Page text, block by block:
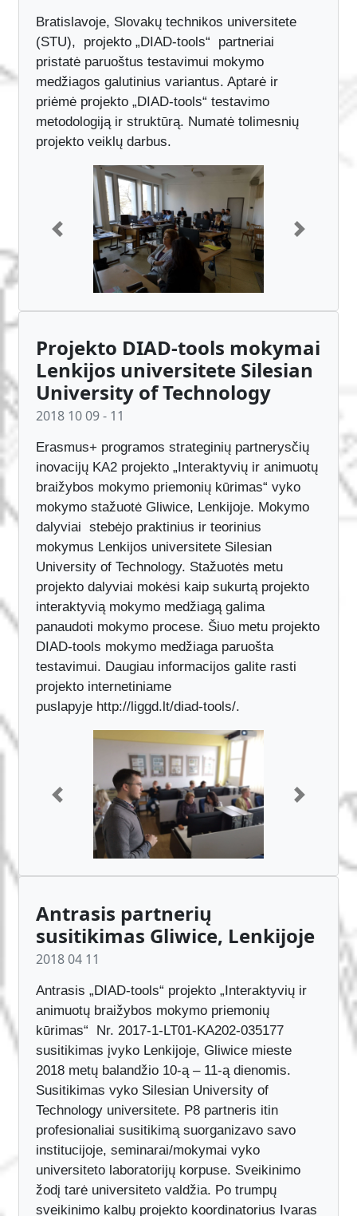
Bratislavoje, Slovakų technikos universitete
(STU), projekto „DIAD-tools“ partneriai
pristatė paruoštus testavimui mokymo
medžiagos galutinius variantus. Aptarė ir
priėmė projekto „DIAD-tools“ testavimo
metodologiją ir struktūrą. Numatė tolimesnių
Previous
Projekto DIAD-tools mokymai
Lenkijos universitete Silesian
University of Technology
Erasmus+ programos strateginių partnerysčių
inovacijų KA2 projekto „Interaktyvių ir animuotų
braižybos mokymo priemonių kūrimas“ vyko
mokymo stažuotė Gliwice, Lenkijoje. Mokymo
dalyviai stebėjo praktinius ir teorinius
mokymus Lenkijos universitete Silesian
University of Technology. Stažuotės metu
projekto dalyviai mokėsi kaip sukurtą projekto
interaktyvią mokymo medžiagą galima
panaudoti mokymo procese. Šiuo metu projekto
DIAD-tools mokymo medžiaga paruošta
testavimui. Daugiau informacijos galite rasti
projekto internetiniame
Previous
Antrasis partnerių
susitikimas Gliwice, Lenkijoje
Antrasis „DIAD-tools“ projekto „Interaktyvių ir
animuotų braižybos mokymo priemonių
kūrimas“ Nr. 2017-1-LT01-KA202-035177
susitikimas įvyko Lenkijoje, Gliwice mieste
2018 metų balandžio 10-ą – 11-ą dienomis.
Susitikimas vyko Silesian University of
Technology universitete. P8 partneris itin
profesionaliai susitikimą suorganizavo savo
institucijoje, seminarai/mokymai vyko
universiteto laboratorijų korpuse. Sveikinimo
žodį tarė universiteto valdžia. Po trumpų